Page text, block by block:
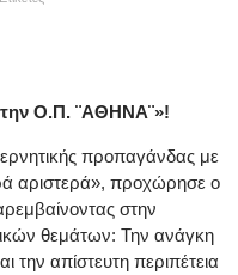
την Ο.Π. ¨ΑΘΗΝΑ¨»!
προπαγάνδας με
αριστερά», προχώρησε ο
στην
θεμάτων: Την ανάγκη
την απίστευτη περιπέτεια